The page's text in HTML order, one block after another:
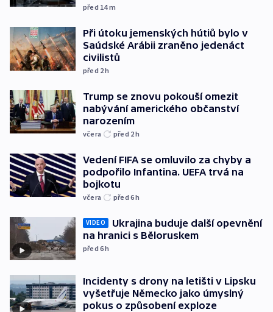
před 14m
Při útoku jemenských hútiů bylo v
Saúdské Arábii zraněno jedenáct
civilistů
před 2h
Trump se znovu pokouší omezit
nabývání amerického občanství
narozením
včera před 2h
Vedení FIFA se omluvilo za chyby a
podpořilo Infantina. UEFA trvá na
bojkotu
včera před 6h
VIDEO
Ukrajina buduje další opevnění
na hranici s Běloruskem
před 6h
Incidenty s drony na letišti v Lipsku
vyšetřuje Německo jako úmyslný
pokus o způsobení exploze